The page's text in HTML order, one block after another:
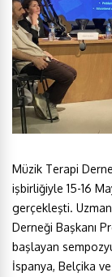
Müzik Terapi
işbirliğiyle 15-16
gerçekleşti.
Derneği Başkanı
başlayan
İspanya, Belçika